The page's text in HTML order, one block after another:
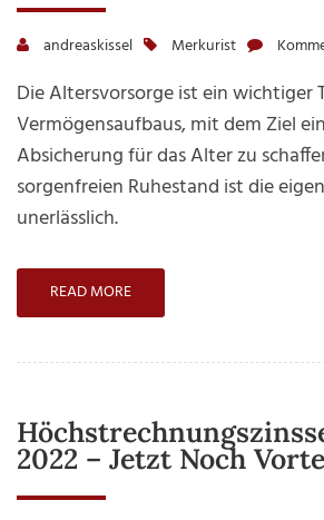
andreaskissel Merkurist
Die Altersvorsorge ist ein wichtiger
Vermögensaufbaus, mit dem Ziel
Absicherung für das Alter zu
sorgenfreien Ruhestand ist die
unerlässlich.
READ MORE
2022 – Jetzt Noch
Externe Medien (7)
Inhalte von Videoplattformen und Social-
Medien akzeptiert werden, bedarf der Zugriff
keiner manuellen Einwilligung mehr.
Cookie-Informationen